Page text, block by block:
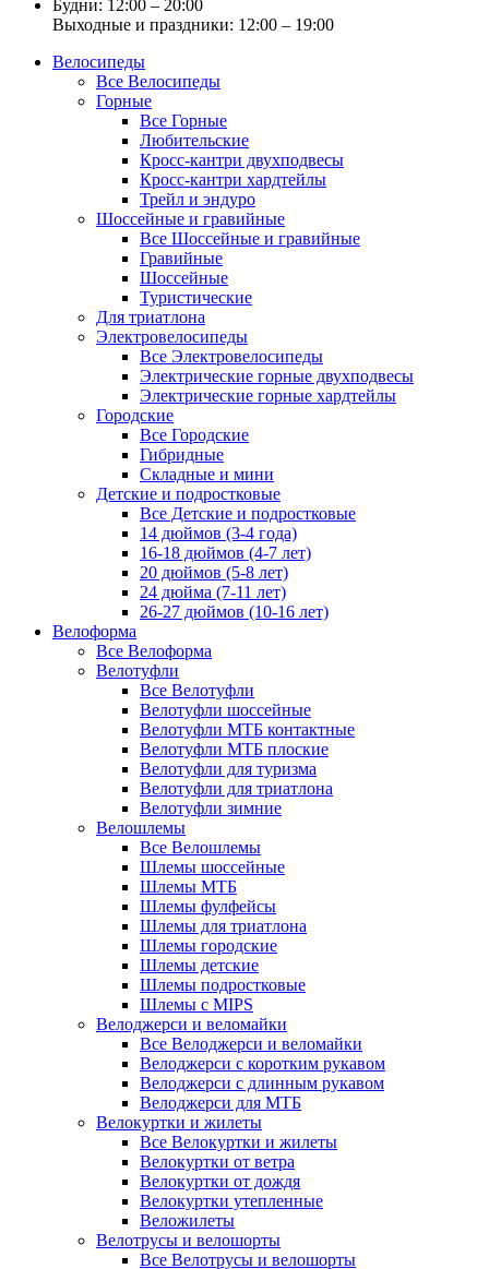
Будни: 12:00 – 20:00
Выходные и праздники: 12:00 – 19:00
Велосипеды
Все Велосипеды
Горные
Все Горные
Любительские
Кросс-кантри двухподвесы
Кросс-кантри хардтейлы
Трейл и эндуро
Шоссейные и гравийные
Все Шоссейные и гравийные
Гравийные
Шоссейные
Туристические
Для триатлона
Электровелосипеды
Все Электровелосипеды
Электрические горные двухподвесы
Электрические горные хардтейлы
Городские
Все Городские
Гибридные
Складные и мини
Детские и подростковые
Все Детские и подростковые
14 дюймов (3-4 года)
16-18 дюймов (4-7 лет)
20 дюймов (5-8 лет)
24 дюйма (7-11 лет)
26-27 дюймов (10-16 лет)
Велоформа
Все Велоформа
Велотуфли
Все Велотуфли
Велотуфли шоссейные
Велотуфли МТБ контактные
Велотуфли МТБ плоские
Велотуфли для туризма
Велотуфли для триатлона
Велотуфли зимние
Велошлемы
Все Велошлемы
Шлемы шоссейные
Шлемы МТБ
Шлемы фулфейсы
Шлемы для триатлона
Шлемы городские
Шлемы детские
Шлемы подростковые
Шлемы с MIPS
Велоджерси и веломайки
Все Велоджерси и веломайки
Велоджерси с коротким рукавом
Велоджерси с длинным рукавом
Велоджерси для МТБ
Велокуртки и жилеты
Все Велокуртки и жилеты
Велокуртки от ветра
Велокуртки от дождя
Велокуртки утепленные
Веложилеты
Велотрусы и велошорты
Все Велотрусы и велошорты